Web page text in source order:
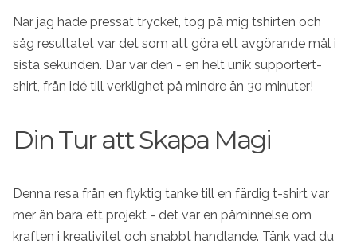
När jag hade pressat trycket, tog på mig tshirten och
såg resultatet var det som att göra ett avgörande mål i
sista sekunden. Där var den - en helt unik supportert-
shirt, från idé till verklighet på mindre än 30 minuter!
Din Tur att Skapa Magi
Denna resa från en flyktig tanke till en färdig t-shirt var
mer än bara ett projekt - det var en påminnelse om
kraften i kreativitet och snabbt handlande. Tänk vad du